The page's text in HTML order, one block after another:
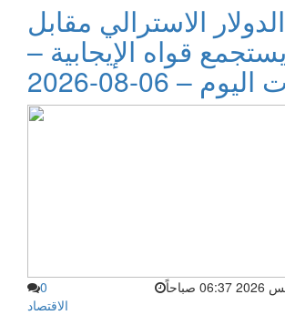
الاسترالي مقابل
قواه الإيجابية –
– 06-08-2026
0
الاقتصاد